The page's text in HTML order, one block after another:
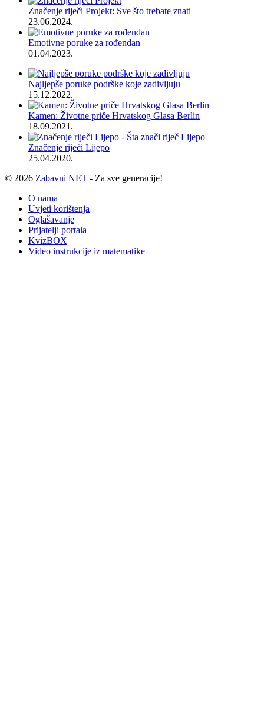
Značenje riječi Projekt: Sve što trebate znati
23.06.2024.
Emotivne poruke za rođendan
01.04.2023.
Najljepše poruke podrške koje zadivljuju
15.12.2022.
Kamen: Životne priče Hrvatskog Glasa Berlin
18.09.2021.
Značenje riječi Lijepo
25.04.2020.
© 2026 Zabavni NET - Za sve generacije!
O nama
Uvjeti korištenja
Oglašavanje
Prijatelji portala
KvizBOX
Video instrukcije iz matematike